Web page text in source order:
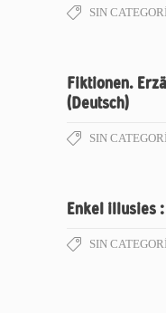
SIN
Fiktionen.
(Deutsch)
SIN
Enkel illusies
SIN